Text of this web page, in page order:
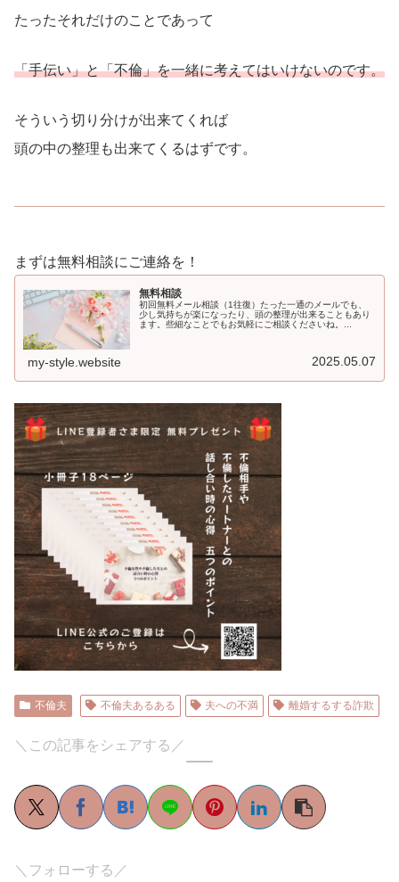
たったそれだけのことであって
「手伝い」と「不倫」を一緒に考えてはいけないのです。
そういう切り分けが出来てくれば
頭の中の整理も出来てくるはずです。
まずは無料相談にご連絡を！
無料相談
初回無料メール相談（1往復）たった一通のメールでも、
少し気持ちが楽になったり、頭の整理が出来ることもあり
ます。些細なことでもお気軽にご相談くださいね。...
my-style.website 2025.05.07
不倫夫 不倫夫あるある 夫への不満 離婚するする詐欺
＼この記事をシェアする／
＼フォローする／